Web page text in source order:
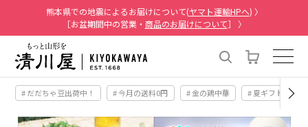
熊本県での地震によるお届けについて(ヤマト運輸HPへ) 〉
［お盆期間中の営業・ 商品のお届けについて］ 〉
# だだちゃ豆出荷中！ # 今月の送料0円 # 金の鶏中華 # 夏ギフト